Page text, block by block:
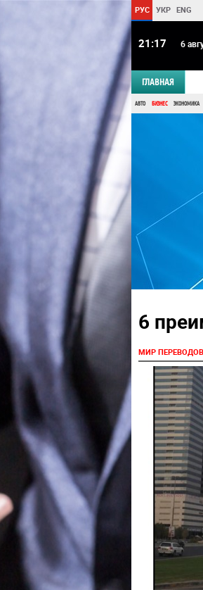
РУС УКР ENG
21 17 6
ГЛАВНАЯ
АВТО БИЗНЕС ЭКОНОМИКА
6
МИР ПЕРЕВОДОВ